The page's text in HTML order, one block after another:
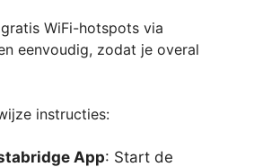
WiFi-hotspots via
eenvoudig, zodat je overal
instructies:
App: Start de